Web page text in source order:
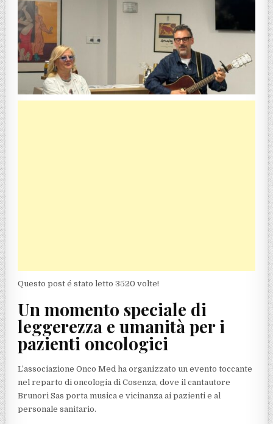
Questo post é stato letto 3520 volte!
Un momento speciale di
leggerezza e umanità per i
pazienti oncologici
L’associazione Onco Med ha organizzato un evento toccante
nel reparto di oncologia di Cosenza, dove il cantautore
Brunori Sas porta musica e vicinanza ai pazienti e al
personale sanitario.